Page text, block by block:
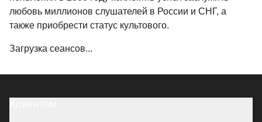
любовь миллионов слушателей в России и СНГ, а
также приобрести статус культового.
Загрузка сеансов...